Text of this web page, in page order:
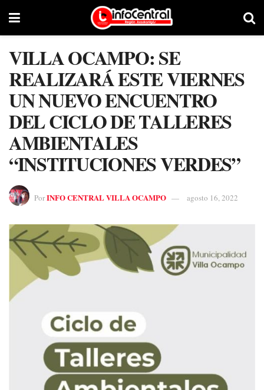
VILLA OCAMPO: SE
REALIZARÁ ESTE VIERNES
UN NUEVO ENCUENTRO
DEL CICLO DE TALLERES
AMBIENTALES
“INSTITUCIONES VERDES”
PorINFO CENTRAL VILLA OCAMPO agosto 16, 2022